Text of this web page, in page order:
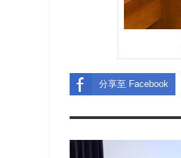
分享至 Facebook